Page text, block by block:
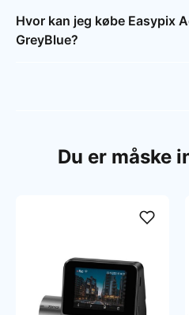
Hvor kan jeg købe Easypix
GreyBlue?
Du er måske